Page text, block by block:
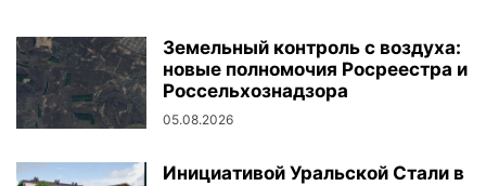
Земельный контроль с воздуха:
новые полномочия Росреестра и
Россельхознадзора
05.08.2026
Инициативой Уральской Стали в